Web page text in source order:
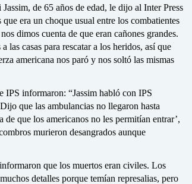
de 65 años de edad, le dijo al Inter Press
era un choque usual entre los combatientes
dimos cuenta de que eran cañones grandes.
las casas para rescatar a los heridos, así que
americana nos paró y nos soltó las mismas
informaron: “Jassim habló con IPS
que las ambulancias no llegaron hasta
de que los americanos no les permitían entrar’,
murieron desangrados aunque
que los muertos eran civiles. Los
detalles porque temían represalias, pero